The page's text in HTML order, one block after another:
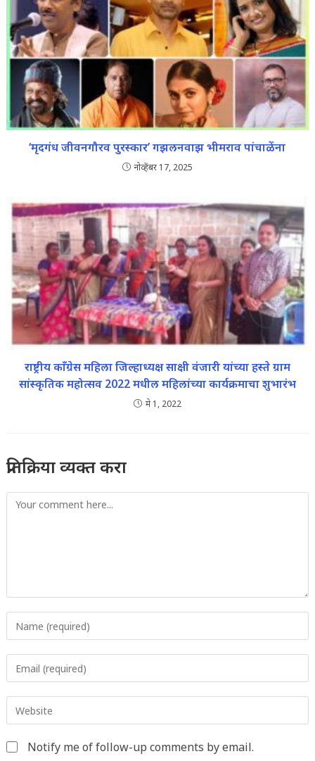
‘मृदगंध जीवनगौरव पुरस्कार’ गझलनवाझ भीमराव पांचाळेंना
नोव्हेंबर 17, 2025
राष्ट्रीय काँग्रेस महिला जिल्हाध्यक्ष साक्षी वंजारी यांच्या हस्ते ग्राम
सांस्कृतिक महोत्सव 2022 मधील महिलांच्या कार्यक्रमाचा शुभारंभ
मे 1, 2022
प्रतिक्रिया व्यक्त करा
Comment
your
username
to
comment
your
address
to
comment
your
URL
Notify me of follow-up comments by email.